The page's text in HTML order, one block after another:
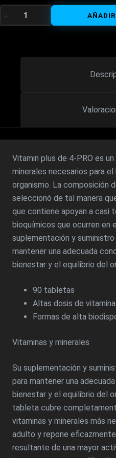
precio
original
era:
17,50€.
precio
actual
es:
12,25€.
CANTIDAD
Vitamin plus de 4-PRO es
minerales necesarios para
organismo. La composición
seleccionó de tal manera
que contiene apoyan a casi
bioquímicos que ocurren en
suplementación y
mantener una adecuada
bienestar y el equilibrio del
90 tabletas
Altas dosis de
Formas de alta
Vitaminas y minerales
Su suplementación y
para mantener una
bienestar y el equilibrio del
tableta cubre
vitaminas y minerales más
adulto y repone
resultante de una mayor